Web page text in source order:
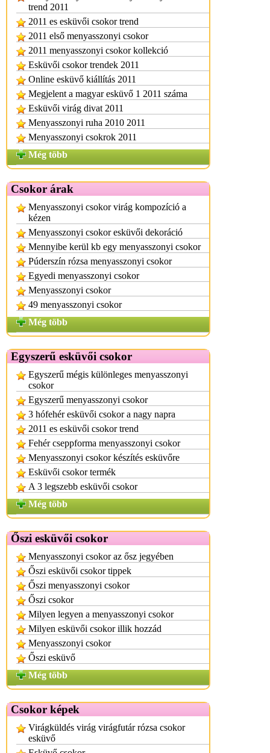
trend 2011
2011 es esküvői csokor trend
2011 első menyasszonyi csokor
2011 menyasszonyi csokor kollekció
Esküvői csokor trendek 2011
Online esküvő kiállítás 2011
Megjelent a magyar esküvő 1 2011 száma
Esküvői virág divat 2011
Menyasszonyi ruha 2010 2011
Menyasszonyi csokrok 2011
Még több
Csokor árak
Menyasszonyi csokor virág kompozíció a
kézen
Menyasszonyi csokor esküvői dekoráció
Mennyibe kerül kb egy menyasszonyi csokor
Púderszín rózsa menyasszonyi csokor
Egyedi menyasszonyi csokor
Menyasszonyi csokor
49 menyasszonyi csokor
Még több
Egyszerű esküvői csokor
Egyszerű mégis különleges menyasszonyi
csokor
Egyszerű menyasszonyi csokor
3 hófehér esküvői csokor a nagy napra
2011 es esküvői csokor trend
Fehér cseppforma menyasszonyi csokor
Menyasszonyi csokor készítés esküvőre
Esküvői csokor termék
A 3 legszebb esküvői csokor
Még több
Őszi esküvői csokor
Menyasszonyi csokor az ősz jegyében
Őszi esküvői csokor tippek
Őszi menyasszonyi csokor
Őszi csokor
Milyen legyen a menyasszonyi csokor
Milyen esküvői csokor illik hozzád
Menyasszonyi csokor
Őszi esküvő
Még több
Csokor képek
Virágküldés virág virágfutár rózsa csokor
esküvő